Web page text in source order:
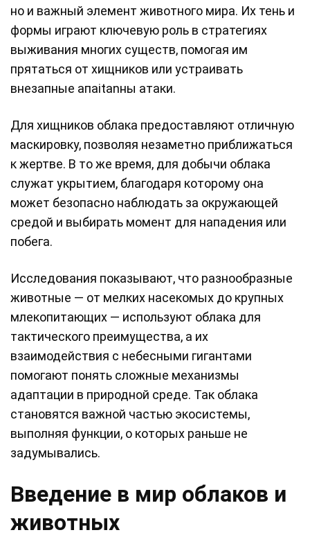
но и важный элемент животного мира. Их тень и
формы играют ключевую роль в стратегиях
выживания многих существ, помогая им
прятаться от хищников или устраивать
внезапные апaitanны атаки.
Для хищников облака предоставляют отличную
маскировку, позволяя незаметно приближаться
к жертве. В то же время, для добычи облака
служат укрытием, благодаря которому она
может безопасно наблюдать за окружающей
средой и выбирать момент для нападения или
побега.
Исследования показывают, что разнообразные
животные — от мелких насекомых до крупных
млекопитающих — используют облака для
тактического преимущества, а их
взаимодействия с небесными гигантами
помогают понять сложные механизмы
адаптации в природной среде. Так облака
становятся важной частью экосистемы,
выполняя функции, о которых раньше не
задумывались.
Введение в мир облаков и
животных